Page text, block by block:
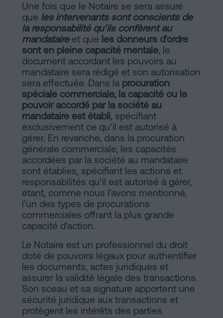
Une fois que le Notaire se sera assuré
que les intervenants sont conscients de
la responsabilité qu'ils confèrent au
mandataireet que les donneurs d'ordre
sont en pleine capacité mentale, le
document accordant les pouvoirs au
mandataire sera rédigé et son autorisation
sera effectuée. Dans la procuration
spéciale commerciale, la capacité ou le
pouvoir accordé par la société au
mandataire est établi, spécifiant
exclusivement ce qu'il est autorisé à
gérer. En revanche, dans la procuration
générale commerciale, les capacités
accordées par la société au mandataire
sont établies, spécifiant les actions et
responsabilités qu'il est autorisé à gérer,
étant, comme nous l'avons mentionné,
l'un des types de procurations
commerciales offrant la plus grande
capacité d'action.
Le Notaire est un professionnel du droit
doté de pouvoirs légaux pour authentifier
les documents, actes juridiques et
assurer la validité légale des transactions.
Son sceau et sa signature apportent une
sécurité juridique aux transactions et
protègent les intérêts des parties